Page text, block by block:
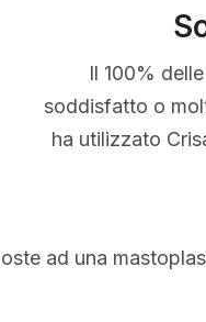
Il 100%
soddisfatto o
ha utilizzato
ad una